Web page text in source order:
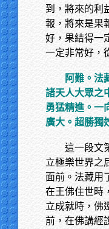
到，將來的利
報，將來是果
好，果結得一
一定非常好，
阿難。法
諸天人大眾之
勇猛精進。一
廣大。超勝獨
這一段文
立極樂世界之
面前。法藏用
在王佛住世時
立成就時，佛
前，在佛講經